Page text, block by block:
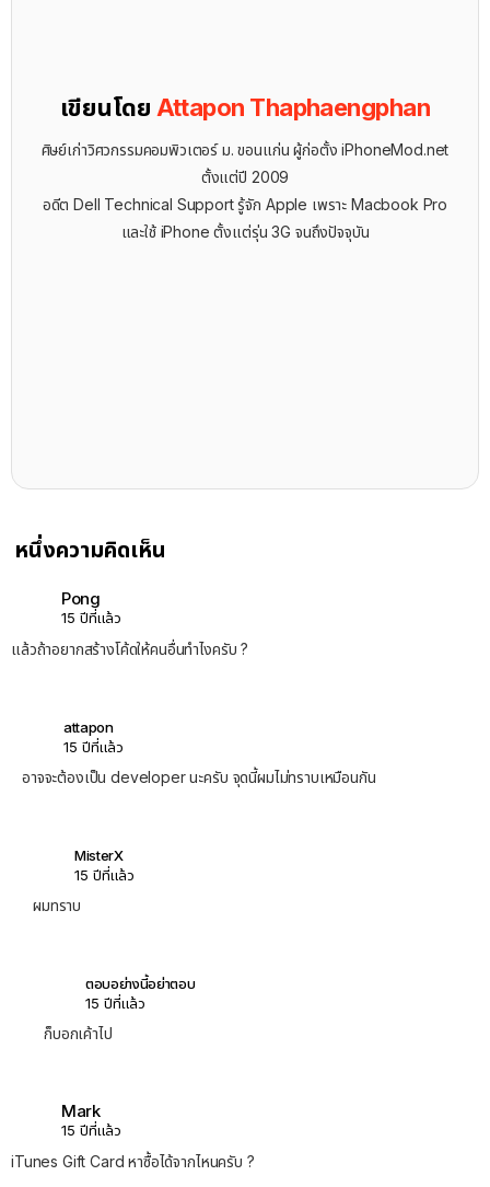
เขียนโดย Attapon Thaphaengphan
ศิษย์เก่าวิศวกรรมคอมพิวเตอร์ ม. ขอนแก่น ผู้ก่อตั้ง iPhoneMod.net
ตั้งแต่ปี 2009
อดีต Dell Technical Support รู้จัก ​Apple เพราะ Macbook Pro
และใช้ iPhone ตั้งแต่รุ่น 3G จนถึงปัจจุบัน
หนึ่งความคิดเห็น
Pong
15 ปีที่แล้ว
แล้วถ้าอยากสร้างโค้ดให้คนอื่นทำไงครับ ?
attapon
15 ปีที่แล้ว
อาจจะต้องเป็น developer นะครับ จุดนี้ผมไม่ทราบเหมือนกัน
MisterX
15 ปีที่แล้ว
ผมทราบ
ตอบอย่างนี้อย่าตอบ
15 ปีที่แล้ว
ก็บอกเค้าไป
Mark
15 ปีที่แล้ว
iTunes Gift Card หาซื้อได้จากไหนครับ ?